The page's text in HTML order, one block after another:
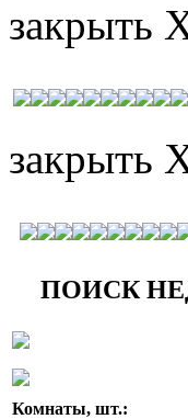
закрыть
закрыть
ПОИСК
Комнаты, шт.: